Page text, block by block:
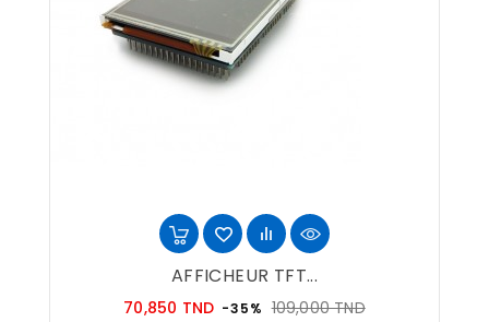
AFFICHEUR TFT...
70,850 TND Prix
-35% 109,000 TNDPrix